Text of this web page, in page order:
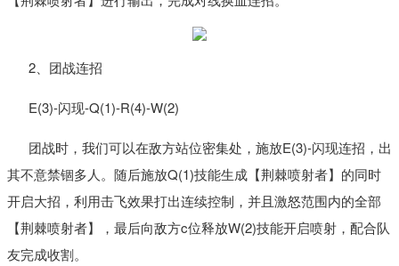
2、团战连招
E(3)-闪现-Q(1)-R(4)-W(2)
团战时，我们可以在敌方站位密集处，施放E(3)-闪现连招，出
其不意禁锢多人。随后施放Q(1)技能生成【荆棘喷射者】的同时
开启大招，利用击飞效果打出连续控制，并且激怒范围内的全部
【荆棘喷射者】，最后向敌方c位释放W(2)技能开启喷射，配合队
友完成收割。